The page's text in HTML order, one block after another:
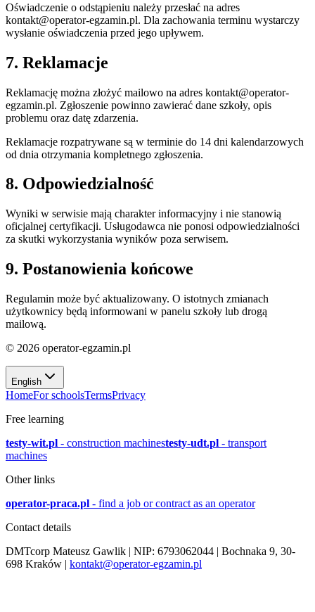
Oświadczenie o odstąpieniu należy przesłać na adres
kontakt@operator-egzamin.pl. Dla zachowania terminu wystarczy
wysłanie oświadczenia przed jego upływem.
7. Reklamacje
Reklamację można złożyć mailowo na adres kontakt@operator-
egzamin.pl. Zgłoszenie powinno zawierać dane szkoły, opis
problemu oraz datę zdarzenia.
Reklamacje rozpatrywane są w terminie do 14 dni kalendarzowych
od dnia otrzymania kompletnego zgłoszenia.
8. Odpowiedzialność
Wyniki w serwisie mają charakter informacyjny i nie stanowią
oficjalnej certyfikacji. Usługodawca nie ponosi odpowiedzialności
za skutki wykorzystania wyników poza serwisem.
9. Postanowienia końcowe
Regulamin może być aktualizowany. O istotnych zmianach
użytkownicy będą informowani w panelu szkoły lub drogą
mailową.
© 2026 operator-egzamin.pl
English
HomeFor schoolsTermsPrivacy
Free learning
testy-wit.pl - construction machinestesty-udt.pl - transport
machines
Other links
operator-praca.pl - find a job or contract as an operator
Contact details
DMTcorp Mateusz Gawlik | NIP: 6793062044 | Bochnaka 9, 30-
698 Kraków | kontakt@operator-egzamin.pl